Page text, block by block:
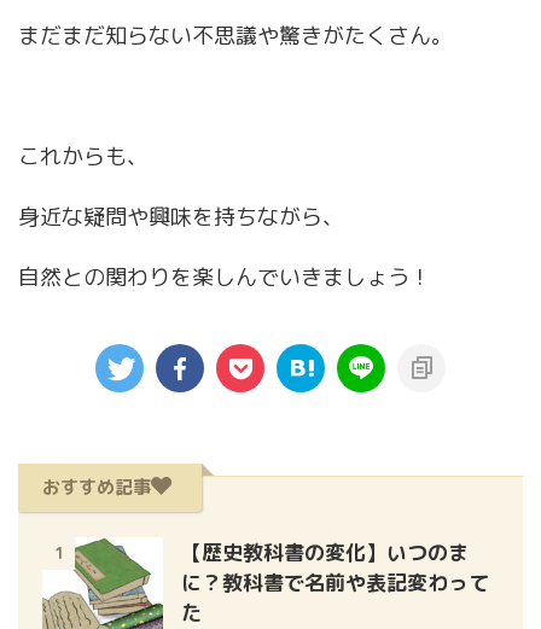
まだまだ知らない不思議や驚きがたくさん。
これからも、
身近な疑問や興味を持ちながら、
自然との関わりを楽しんでいきましょう！
おすすめ記事
1
【歴史教科書の変化】いつのま
に？教科書で名前や表記変わって
た